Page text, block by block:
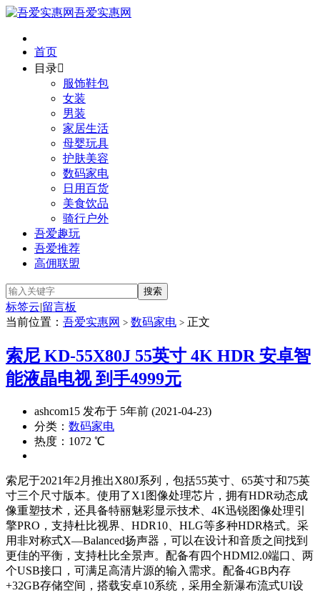
吾爱实惠网
首页
目录
服饰鞋包
女装
男装
家居生活
母婴玩具
护肤美容
数码家电
日用百货
美食饮品
骑行户外
吾爱趣玩
吾爱推荐
高佣联盟
标签云|留言板
当前位置： 吾爱实惠网 > 数码家电 > 正文
索尼 KD-55X80J 55英寸 4K HDR 安卓智
能液晶电视 到手4999元
ashcom15 发布于 5年前 (2021-04-23)
分类： 数码家电
热度：1072 ℃
索尼于2021年2月推出X80J系列，包括55英寸、65英寸和75英
寸三个尺寸版本。使用了X1图像处理芯片，拥有HDR动态成
像重塑技术，还具备特丽魅彩显示技术、4K迅锐图像处理引
擎PRO，支持杜比视界、HDR10、HLG等多种HDR格式。采
用非对称式X—Balanced扬声器，可以在设计和音质之间找到
更佳的平衡，支持杜比全景声。配备有四个HDMI2.0端口、两
个USB接口，可满足高清片源的输入需求。配备4GB内存
+32GB存储空间，搭载安卓10系统，采用全新瀑布流式UI设